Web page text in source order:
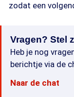
zodat een
Vragen? Stel
Heb je nog
berichtje via de
Naar de chat